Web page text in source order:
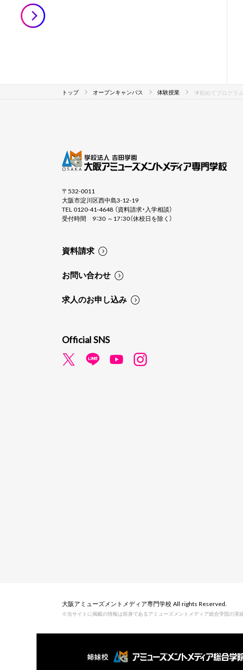
トップ オープンキャンパス 体験授業 🔰初めてプログラ
〒532-0011
大阪市淀川区西中島3-12-19
TEL 0120-41-4648 （資料請求・入学相談）
受付時間 9：30 ～17：30（休校日を除く）
資料請求
お問い合わせ
求人のお申し込み
Official SNS
大阪アミューズメントメディア専門学校 All rights Reserved.
※当サイトに掲載の情報は前身であるアミューズメントメディア総合学院の実